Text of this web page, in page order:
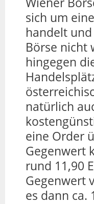
sich um
handelt
Börse nicht
hingegen
natürlich
eine Order
Gegenwert
rund 11,90
Gegenwert
es dann ca.